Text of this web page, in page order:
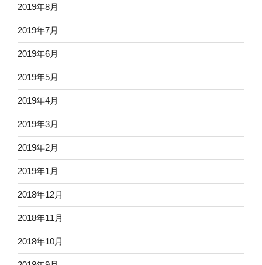
2019年8月
2019年7月
2019年6月
2019年5月
2019年4月
2019年3月
2019年2月
2019年1月
2018年12月
2018年11月
2018年10月